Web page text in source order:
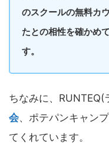
のスクールの無料カ
たとの相性を確かめ
す。
ちなみに、RUNTEQ(
会、ポテパンキャン
てくれています。